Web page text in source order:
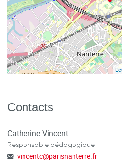
Contacts
Catherine Vincent
Responsable pédagogique
vincentc@parisnanterre.fr